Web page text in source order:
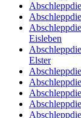
Eisleben
Elster